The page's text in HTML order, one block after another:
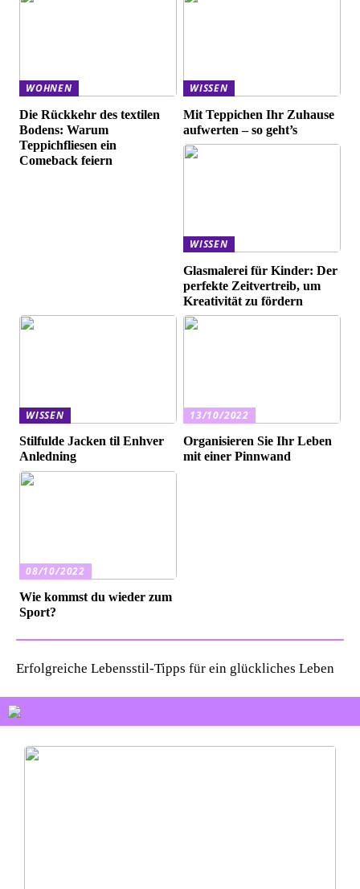
WOHNEN
Die Rückkehr des textilen
Bodens: Warum
Teppichfliesen ein
Comeback feiern
WISSEN
Mit Teppichen Ihr Zuhause
aufwerten – so geht’s
WISSEN
Glasmalerei für Kinder: Der
perfekte Zeitvertreib, um
Kreativität zu fördern
WISSEN
Stilfulde Jacken til Enhver
Anledning
13/10/2022
Organisieren Sie Ihr Leben
mit einer Pinnwand
08/10/2022
Wie kommst du wieder zum
Sport?
Erfolgreiche Lebensstil-Tipps für ein glückliches Leben